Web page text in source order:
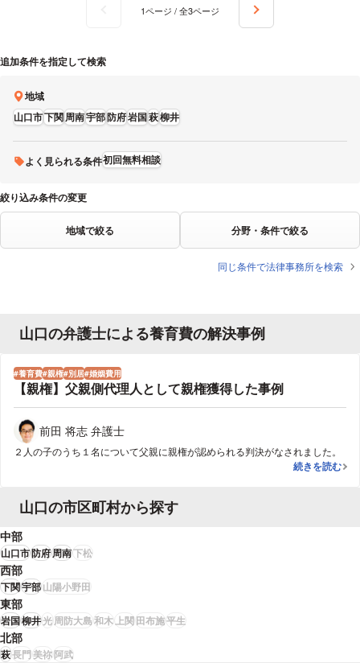
1ページ / 全3ページ
追加条件を指定して検索
地域
山口市下関周南宇部防府岩国萩柳井
よく見られる条件初回無料相談
絞り込み条件の変更
地域で絞る 分野・条件で絞る
同じ条件で法律事務所を検索
山口の弁護士による養育費の解決事例
養育費 親権 別居 婚姻費用
【親権】父親側代理人として親権獲得した事例
前田 将志 弁護士
２人の子のうち１名について父親に親権が認められる判決がなされました。
【親権】父親
続きを読む
山口の市区町村から探す
中部
山口市防府周南下松
西部
下関宇部山陽小野田
東部
岩国柳井光周防大島和木上関田布施平生
北部
萩長門美祢阿武